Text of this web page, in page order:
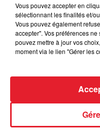
Les
21
Vous pouvez accepter en
sélectionnant les finalités et/
Vous pouvez également
accepter". Vos préférences
pouvez mettre à jour vos
moment via le lien "Gérer les